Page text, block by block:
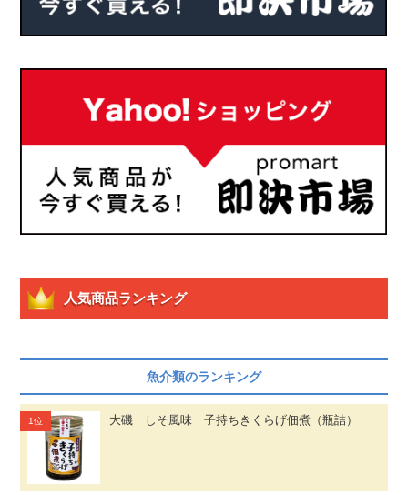
人気商品ランキング
魚介類のランキング
大磯 しそ風味 子持ちきくらげ佃煮（瓶詰）